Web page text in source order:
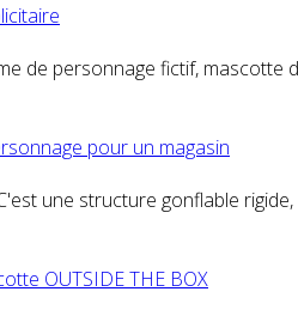
de personnage fictif, mascotte
pour un magasin
une structure gonflable
OUTSIDE THE BOX